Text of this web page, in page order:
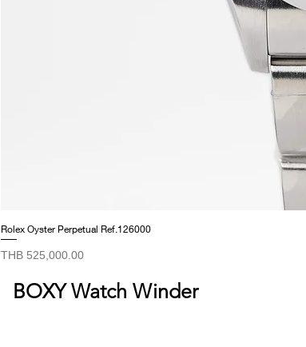
Rolex Oyster Perpetual Ref.126000
Price
THB 525,000.00
BOXY Watch Winder